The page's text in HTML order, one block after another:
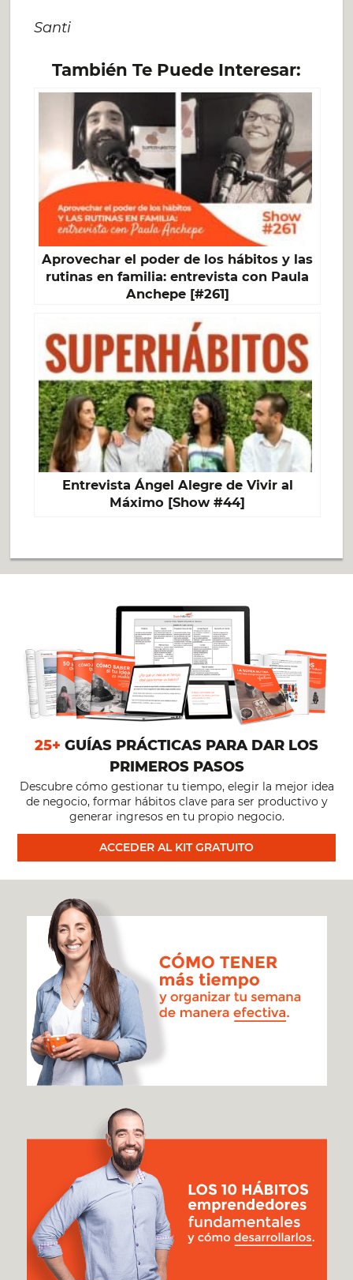
Santi
También Te Puede Interesar:
Aprovechar el poder de los hábitos y las
rutinas en familia: entrevista con Paula
Anchepe [#261]
Entrevista Ángel Alegre de Vivir al
Máximo [Show #44]
25+ GUÍAS PRÁCTICAS PARA DAR LOS
PRIMEROS PASOS
Descubre cómo gestionar tu tiempo, elegir la mejor idea
de negocio, formar hábitos clave para ser productivo y
generar ingresos en tu propio negocio.
ACCEDER AL KIT GRATUITO